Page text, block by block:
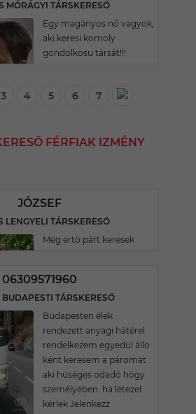
MÓRÁGYI TÁRSKERESŐ
Egy magányos nő vagyok,
aki keresi komoly
gondolkosu társát!!!
3 4 5 6 7
FÉRFIAK IZMÉNY
JÓZSEF
LENGYELI TÁRSKERESŐ
Még értö párt keresek
06309571960
TÁRSKERESŐ
Budapesten élek
rendezett anyagi hátérel
rendelkezem egyedül állo
ként keresem a páromat
aki hüséges odadó högy
személyében. ha létezel
kérlek Jelenkezz